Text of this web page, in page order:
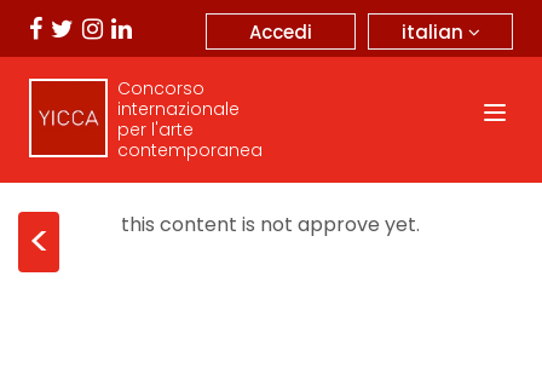
italian
Accedi
Concorso
internazionale
per l'arte
contemporanea
< this content is not approve yet.